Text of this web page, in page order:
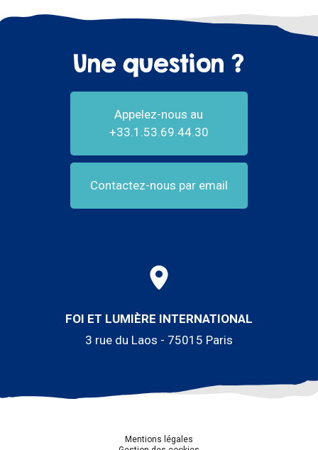
Une question ?
Appelez-nous au
+33.1.53.69.44.30
Contactez-nous par email
FOI ET LUMIÈRE INTERNATIONAL
3 rue du Laos - 75015 Paris
Mentions légales